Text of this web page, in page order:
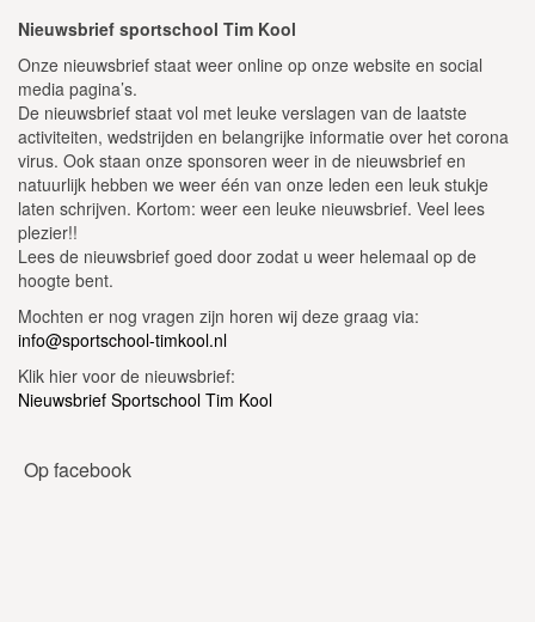
Nieuwsbrief sportschool Tim Kool
Onze nieuwsbrief staat weer online op onze website en social
media pagina’s.
De nieuwsbrief staat vol met leuke verslagen van de laatste
activiteiten, wedstrijden en belangrijke informatie over het corona
virus. Ook staan onze sponsoren weer in de nieuwsbrief en
natuurlijk hebben we weer één van onze leden een leuk stukje
laten schrijven. Kortom: weer een leuke nieuwsbrief. Veel lees
plezier!!
Lees de nieuwsbrief goed door zodat u weer helemaal op de
hoogte bent.
Mochten er nog vragen zijn horen wij deze graag via:
info@sportschool-timkool.nl
Klik hier voor de nieuwsbrief:
Nieuwsbrief Sportschool Tim Kool
Op facebook